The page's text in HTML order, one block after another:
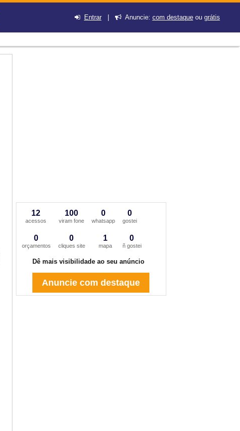
Entrar| Anuncie: com destaqueou grátis
12
acessos
100
viram fone
0
whatsapp
0
gostei
0
orçamentos
0
cliques site
1
mapa
0
ñ gostei
Dê mais visibilidade ao seu anúncio
Anuncie com destaque